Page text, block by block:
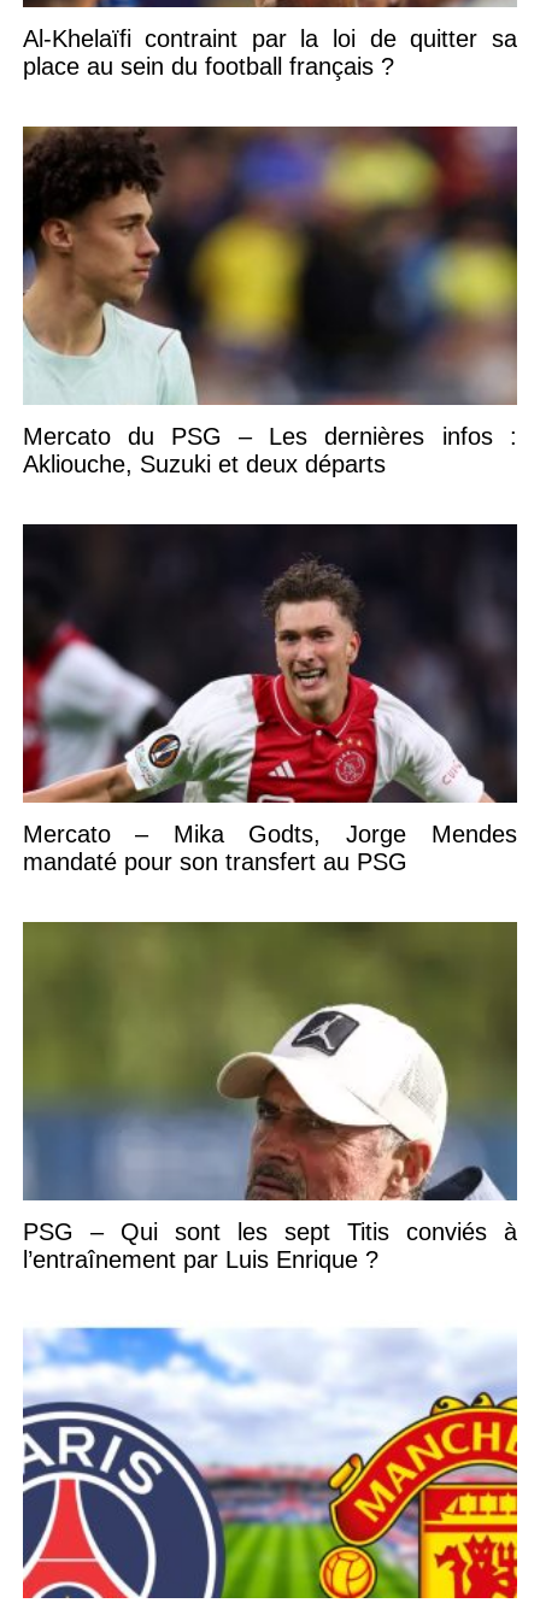
Al-Khelaïfi contraint par la loi de quitter sa
place au sein du football français ?
Mercato du PSG – Les dernières infos :
Akliouche, Suzuki et deux départs
Mercato – Mika Godts, Jorge Mendes
mandaté pour son transfert au PSG
PSG – Qui sont les sept Titis conviés à
l’entraînement par Luis Enrique ?